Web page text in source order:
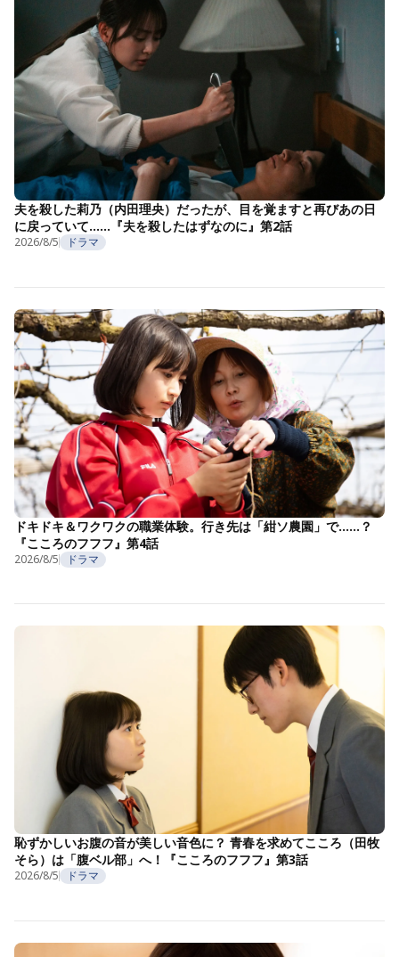
夫を殺した莉乃（内田理央）だったが、目を覚ますと再びあの日
に戻っていて……『夫を殺したはずなのに』第2話
2026/8/5 ドラマ
ドキドキ＆ワクワクの職業体験。行き先は「紺ソ農園」で……？
『こころのフフフ』第4話
2026/8/5 ドラマ
恥ずかしいお腹の音が美しい音色に？ 青春を求めてこころ（田牧
そら）は「腹ベル部」へ！『こころのフフフ』第3話
2026/8/5 ドラマ